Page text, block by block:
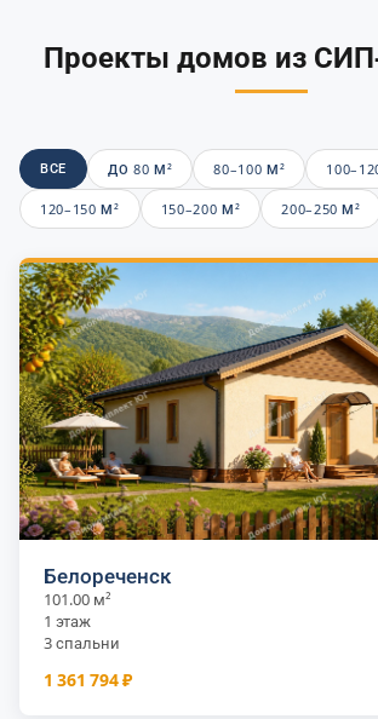
Проекты домов из
ВСЕ ДО 80 М² 80–100 М²
120–150 М² 150–200 М² 200–250 М²
Белореченск
101.00 м²
1 этаж
3 спальни
1 361 794 ₽